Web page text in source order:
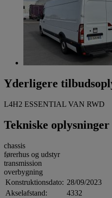
Yderligere
L4H2 ESSENTIAL VAN RWD
Tekniske oplysninger
chassis
førerhus og udstyr
transmission
overbygning
Konstruktionsdato: 28/09/2023
Akselafstand:
4332